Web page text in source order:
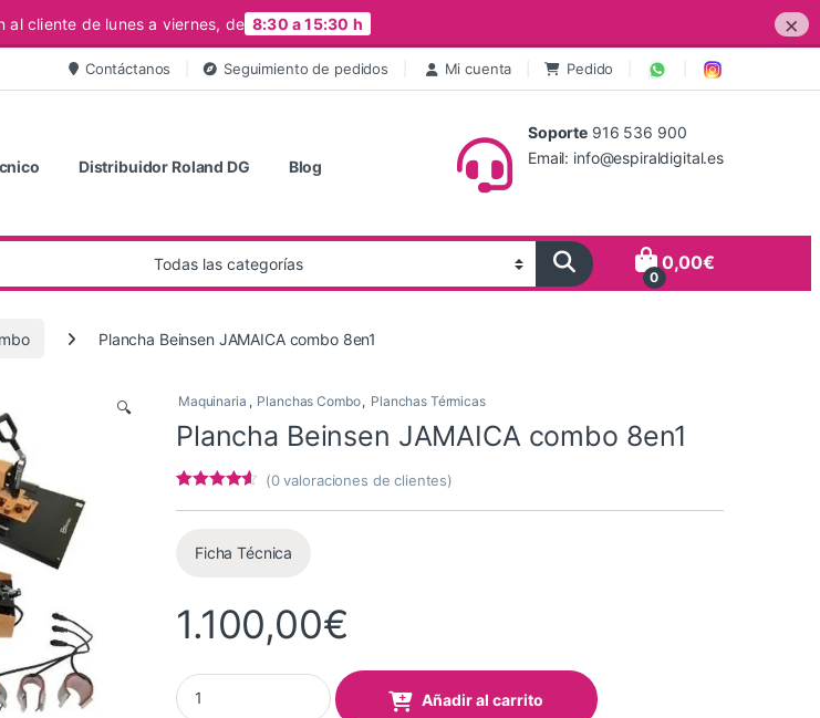
al cliente de lunes a viernes, de 8:30 a 15:30 h ×
Contáctanos Seguimiento de pedidos Mi cuenta Pedido
Distribuidor Roland DG Blog
Soporte 916 536 900
Email: info@espiraldigital.es
0
0,00€
Plancha Beinsen JAMAICA combo 8en1
🔍 Maquinaria , Planchas Combo, Planchas Térmicas
Plancha Beinsen JAMAICA combo 8en1
con4.4de
valoracione
(0valoraciones de clientes)
Ficha Técnica
1.100,00€
Plancha Beinsen JAMAICA combo 8en1 quantity
Añadir al carrito